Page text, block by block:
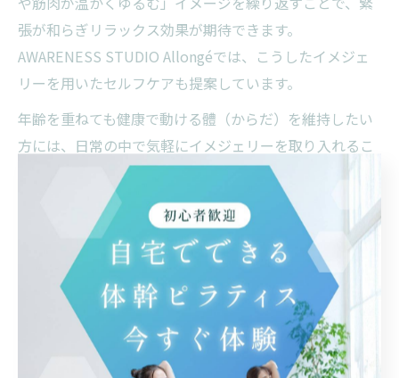
張が和らぎリラックス効果が期待できます。
AWARENESS STUDIO Allongéでは、こうしたイメジェ
リーを用いたセルフケアも提案しています。
年齢を重ねても健康で動ける體（からだ）を維持したい
方には、日常の中で気軽にイメジェリーを取り入れるこ
とがおすすめです。短時間でも続けることで、體（から
だ）の変化や心身の安定を実感できるでしょう。
イメジェリー実践で動きやすさを自分で確かめる方法
イメジェリーの効果を実感するには、実際に動きやすさ
を自分で確かめることが重要です。
まず、いつも通りの動作（例：歩行や腕の上げ下げ）を
行い、その感覚を覚えておきます。その後、フランクリ